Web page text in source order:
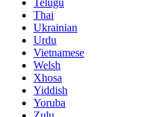
Telugu
Thai
Ukrainian
Urdu
Vietnamese
Welsh
Xhosa
Yiddish
Yoruba